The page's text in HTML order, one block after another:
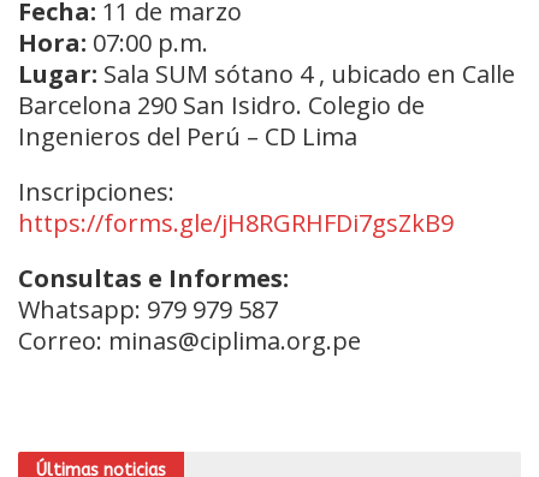
Fecha: 11 de marzo
Hora: 07:00 p.m.
Lugar: Sala SUM sótano 4 , ubicado en Calle
Barcelona 290 San Isidro. Colegio de
Ingenieros del Perú – CD Lima
Inscripciones:
https://forms.gle/jH8RGRHFDi7gsZkB9
Consultas e Informes:
Whatsapp: 979 979 587
Correo: minas@ciplima.org.pe
Últimas noticias